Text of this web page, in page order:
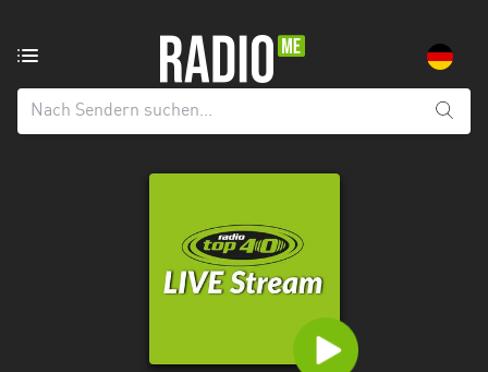
aus:
Alle